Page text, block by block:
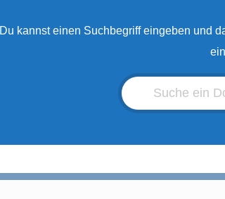
Du kannst einen Suchbegriff eingeben und